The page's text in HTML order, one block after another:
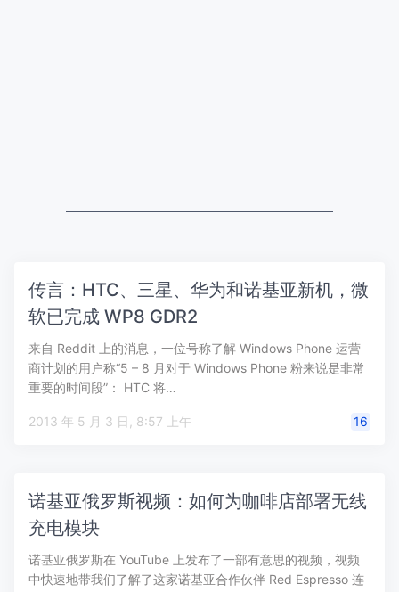
传言：HTC、三星、华为和诺基亚新机，微
软已完成 WP8 GDR2
来自 Reddit 上的消息，一位号称了解 Windows Phone 运营
商计划的用户称“5 – 8 月对于 Windows Phone 粉来说是非常
重要的时间段”： HTC 将…
2013 年 5 月 3 日, 8:57 上午 16
诺基亚俄罗斯视频：如何为咖啡店部署无线
充电模块
诺基亚俄罗斯在 YouTube 上发布了一部有意思的视频，视频
中快速地带我们了解了这家诺基亚合作伙伴 Red Espresso 连